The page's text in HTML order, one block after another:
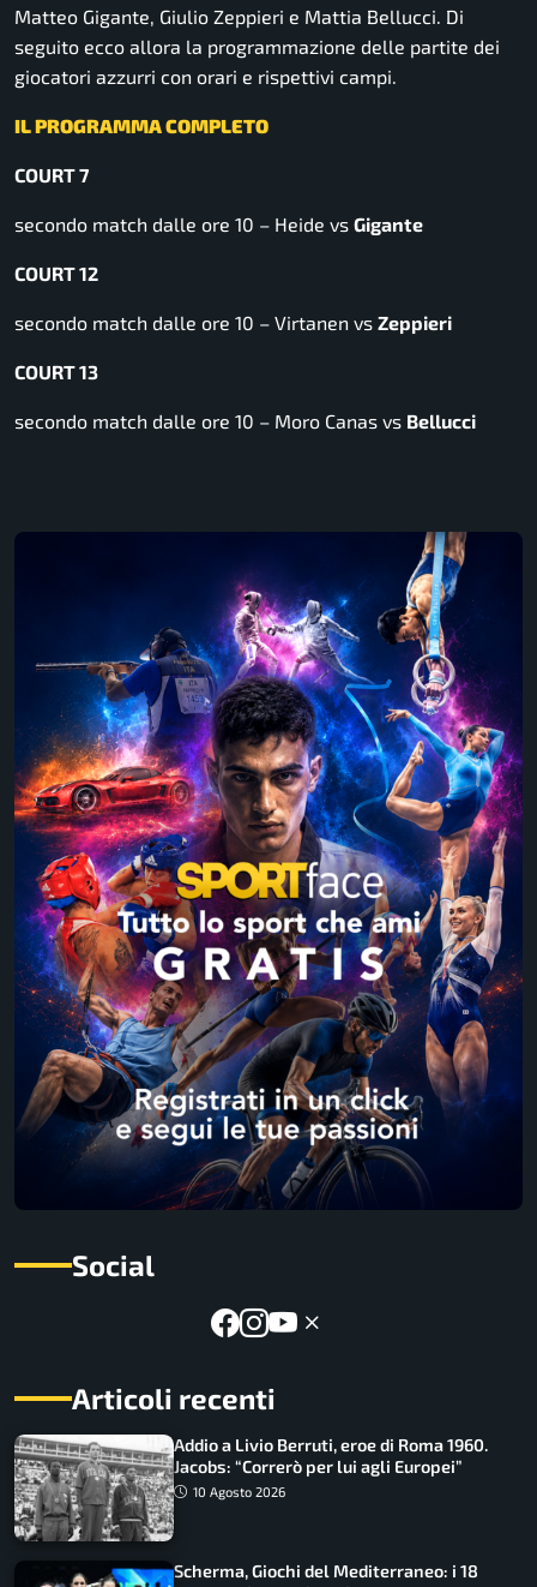
Matteo Gigante, Giulio Zeppieri e Mattia Bellucci. Di
seguito ecco allora la programmazione delle partite dei
giocatori azzurri con orari e rispettivi campi.
IL PROGRAMMA COMPLETO
COURT 7
secondo match dalle ore 10 – Heide vs Gigante
COURT 12
secondo match dalle ore 10 – Virtanen vs Zeppieri
COURT 13
secondo match dalle ore 10 – Moro Canas vs Bellucci
Social
Articoli recenti
Addio a Livio Berruti, eroe di Roma 1960.
Jacobs: “Correrò per lui agli Europei”
10 Agosto 2026
Scherma, Giochi del Mediterraneo: i 18